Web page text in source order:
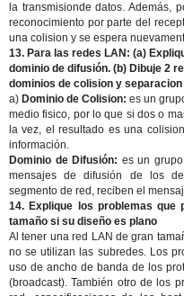
la transmisionde datos. Además,
reconocimiento por parte del
una colision y se espera
13. Para las redes LAN: (a)
dominio de difusión. (b) Dibuje 2
dominios de colision y
a) Dominio de Colision: es un
medio fisico, por lo que si dos o
la vez, el resultado es una
información.
Dominio de Difusión: es un
mensajes de difusión de los
segmento de red, reciben el
14. Explique los problemas
tamaño si su diseño es plano
Al tener una red LAN de gran
no se utilizan las subredes. Los
uso de ancho de banda de los
(broadcast). También otro de los